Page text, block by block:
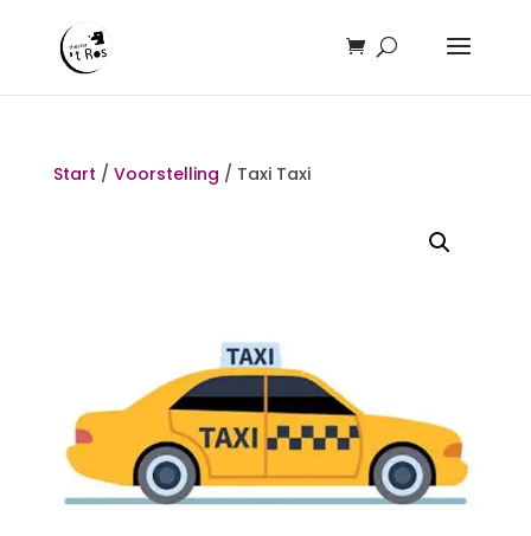
Start / Voorstelling / Taxi Taxi